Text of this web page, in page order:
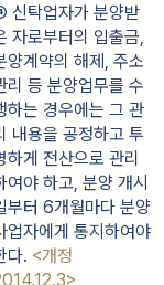
신탁업자가 분양받
자로부터의 입출금,
양계약의 해제, 주소
리 등 분양업무를 수
하는 경우에는 그 관
내용을 공정하고 투
하게 전산으로 관리
여야 하고, 분양 개시
부터 6개월마다 분양
업자에게 통지하여야
다. <개정